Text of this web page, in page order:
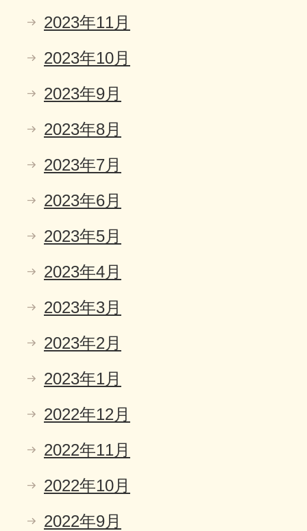
2023年11月
2023年10月
2023年9月
2023年8月
2023年7月
2023年6月
2023年5月
2023年4月
2023年3月
2023年2月
2023年1月
2022年12月
2022年11月
2022年10月
2022年9月